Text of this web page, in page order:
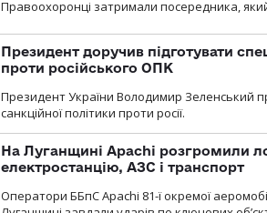
Правоохоронці затримали посередника,
Президент доручив підготувати
проти російського ОПК
Президент України Володимир Зеленський
санкційної політики проти росії.
На Луганщині Apachi розгромили
електростанцію, АЗС і транспорт
Оператори ББпС Apachi 81-ї окремої